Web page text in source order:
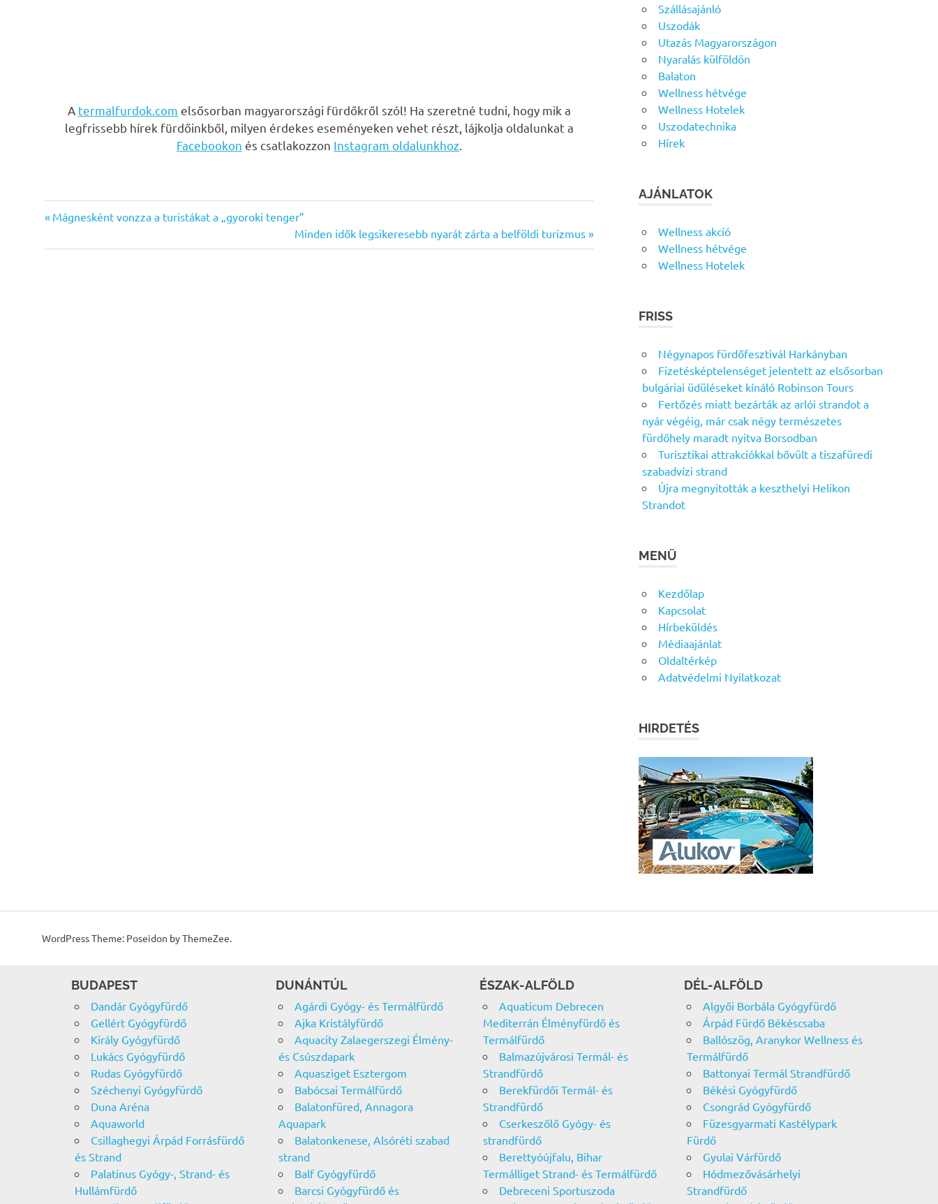
A termalfurdok.com elsősorban magyarországi fürdőkről szól! Ha szeretné tudni, hogy mik a
legfrissebb hírek fürdőinkből, milyen érdekes eseményeken vehet részt, lájkolja oldalunkat a
Facebookon és csatlakozzon Instagram oldalunkhoz.
Bejegyzés
navigáció
Previous
Mágnesként vonzza a turistákat a „gyoroki tenger”
Next
Post:
Minden idők legsikeresebb nyarát zárta a belföldi turizmus
Szállásajánló
Uszodák
Utazás Magyarországon
Nyaralás külföldön
Balaton
Wellness hétvége
Wellness Hotelek
Uszodatechnika
Hírek
AJÁNLATOK
Wellness akció
Wellness hétvége
Wellness Hotelek
FRISS
Négynapos fürdőfesztivál Harkányban
Fizetésképtelenséget jelentett az elsősorban
bulgáriai üdüléseket kínáló Robinson Tours
Fertőzés miatt bezárták az arlói strandot a
nyár végéig, már csak négy természetes
fürdőhely maradt nyitva Borsodban
Turisztikai attrakciókkal bővült a tiszafüredi
szabadvízi strand
Újra megnyitották a keszthelyi Helikon
Strandot
MENÜ
Kezdőlap
Kapcsolat
Hírbeküldés
Médiaajánlat
Oldaltérkép
Adatvédelmi Nyilatkozat
HIRDETÉS
WordPress Theme: Poseidon by ThemeZee.
BUDAPEST
Dandár Gyógyfürdő
Gellért Gyógyfürdő
Király Gyógyfürdő
Lukács Gyógyfürdő
Rudas Gyógyfürdő
Széchenyi Gyógyfürdő
Duna Aréna
Aquaworld
Csillaghegyi Árpád Forrásfürdő
és Strand
Palatinus Gyógy-, Strand- és
Hullámfürdő
DUNÁNTÚL
Agárdi Gyógy- és Termálfürdő
Ajka Kristályfürdő
Aquacity Zalaegerszegi Élmény-
és Csúszdapark
Aquasziget Esztergom
Babócsai Termálfürdő
Balatonfüred, Annagora
Aquapark
Balatonkenese, Alsóréti szabad
strand
Balf Gyógyfürdő
Barcsi Gyógyfürdő és
ÉSZAK-ALFÖLD
Aquaticum Debrecen
Mediterrán Élményfürdő és
Termálfürdő
Balmazújvárosi Termál- és
Strandfürdő
Berekfürdői Termál- és
Strandfürdő
Cserkeszőlő Gyógy- és
strandfürdő
Berettyóújfalu, Bihar
Termálliget Strand- és Termálfürdő
Debreceni Sportuszoda
DÉL-ALFÖLD
Algyői Borbála Gyógyfürdő
Árpád Fürdő Békéscsaba
Ballószög, Aranykor Wellness és
Termálfürdő
Battonyai Termál Strandfürdő
Békési Gyógyfürdő
Csongrád Gyógyfürdő
Füzesgyarmati Kastélypark
Fürdő
Gyulai Várfürdő
Hódmezővásárhelyi
Strandfürdő